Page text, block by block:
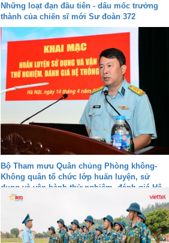
Những loạt đạn đầu tiên - dấu mốc trưởng
thành của chiến sĩ mới Sư đoàn 372
Bộ Tham mưu Quân chủng Phòng không-
Không quân tổ chức lớp huấn luyện, sử
dụng và vận hành thử nghiệm, đánh giá Hệ
thống VQ2-M3